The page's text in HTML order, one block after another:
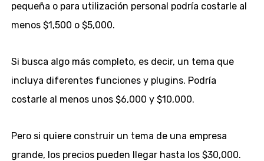
pequeña o para utilización personal podría costarle al
menos $1,500 o $5,000.
Si busca algo más completo, es decir, un tema que
incluya diferentes funciones y plugins. Podría
costarle al menos unos $6,000 y $10,000.
Pero si quiere construir un tema de una empresa
grande, los precios pueden llegar hasta los $30,000.